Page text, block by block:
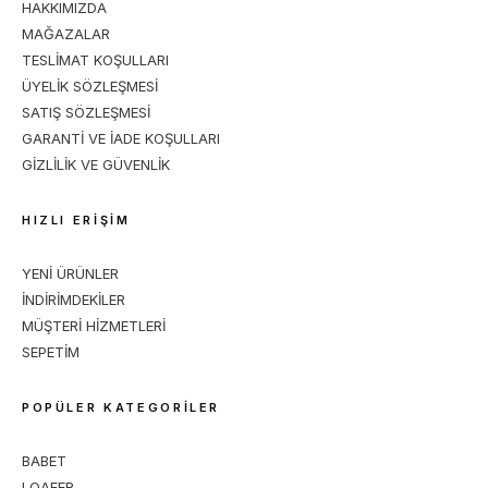
HAKKIMIZDA
MAĞAZALAR
TESLİMAT KOŞULLARI
ÜYELİK SÖZLEŞMESİ
SATIŞ SÖZLEŞMESİ
GARANTİ VE İADE KOŞULLARI
GİZLİLİK VE GÜVENLİK
HIZLI ERİŞİM
YENİ ÜRÜNLER
İNDİRİMDEKİLER
MÜŞTERİ HİZMETLERİ
SEPETİM
POPÜLER KATEGORİLER
BABET